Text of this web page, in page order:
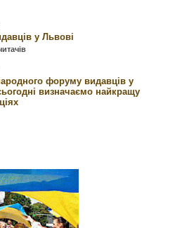
у Львові
форуму видавців у
визначаємо найкращу